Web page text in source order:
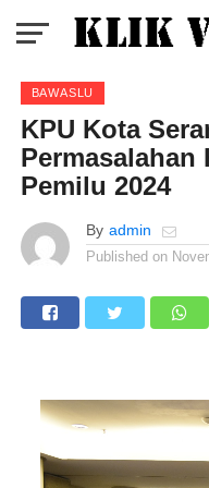
BAWASLU
KPU Kota
Permasalahan
Pemilu 2024
By admin
Published on